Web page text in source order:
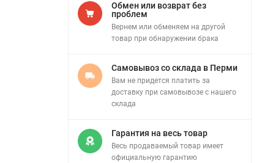
Обмен или возврат без
проблем
Вернем или обменяем на другой
товар при обнаружении брака
Самовывоз со склада в Перми
Вам не придется платить за
доставку при самовывозе с нашего
склада
Гарантия на весь товар
Весь продаваемый товар имеет
официальную гарантию